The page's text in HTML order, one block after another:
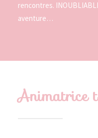
rencontres.
aventure…
Animatrice